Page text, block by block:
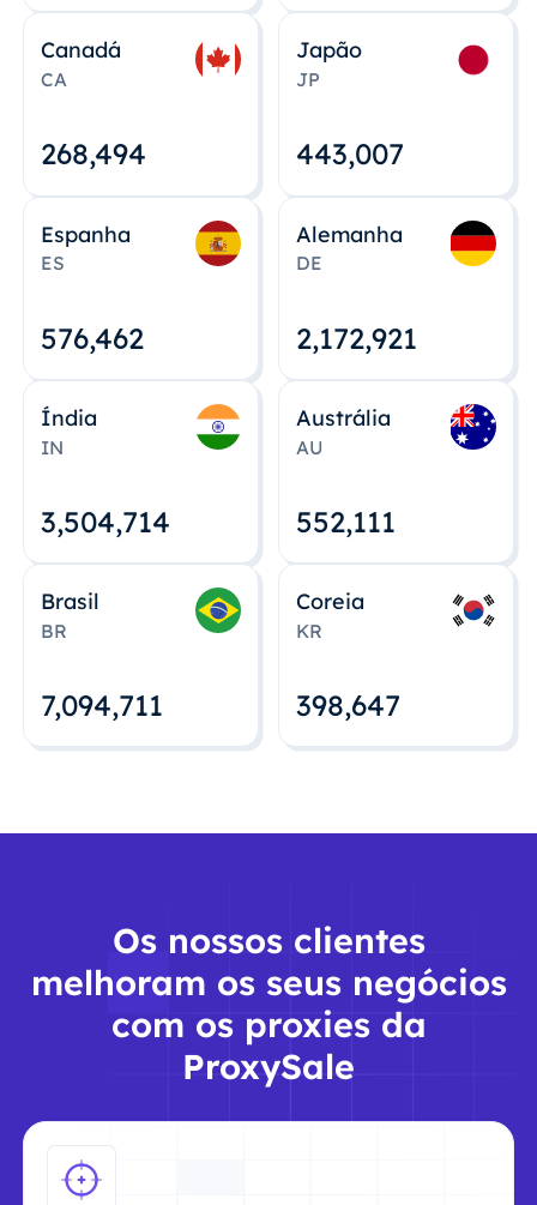
Canadá
CA
268,495
Japão
JP
443,008
Espanha
ES
576,463
Alemanha
DE
2,172,922
Índia
IN
3,504,715
Austrália
AU
552,112
Brasil
BR
7,094,712
Coreia
KR
398,648
Os nossos clientes
melhoram os seus negócios
com os proxies da
ProxySale